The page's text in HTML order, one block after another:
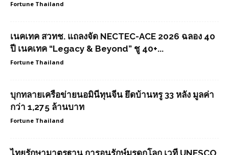
Fortune Thailand
เนคเทค สวทช. แถลงจัด NECTEC-ACE 2026 ฉลอง 40
ปี เนคเทค “Legacy & Beyond” ชู 40+...
Fortune Thailand
บุกทลายเครือข่ายนอมินีทุนจีน ยึดบ้านหรู 33 หลัง มูลค่า
กว่า 1,275 ล้านบาท
Fortune Thailand
ไทยรักษามาตรฐาน การอนุรักษ์มรดกโลก เวที UNESCO